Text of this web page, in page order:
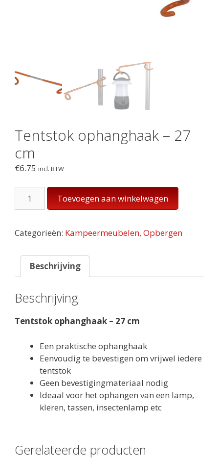
Tentstok ophanghaak – 27
cm
€6.75 incl. BTW
Tentstok
ophanghaak
27
aantal
Toevoegen aan winkelwagen
Categorieën: Kampeermeubelen, Opbergen
Beschrijving
Beschrijving
Tentstok ophanghaak – 27 cm
Een praktische ophanghaak
Eenvoudig te bevestigen om vrijwel iedere
tentstok
Geen bevestigingmateriaal nodig
Ideaal voor het ophangen van een lamp,
kleren, tassen, insectenlamp etc
Gerelateerde producten